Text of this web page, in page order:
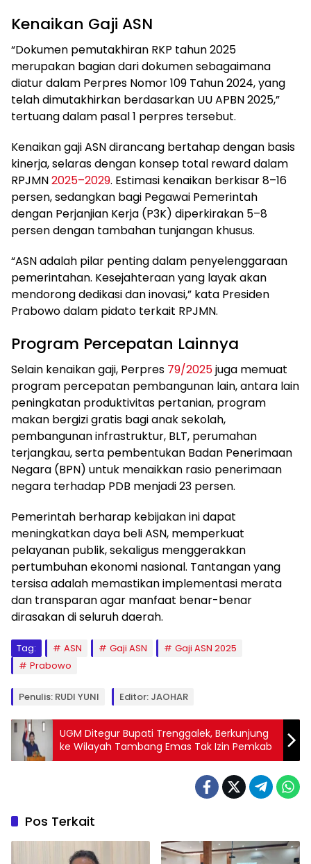
Kenaikan Gaji ASN
“Dokumen pemutakhiran RKP tahun 2025
merupakan bagian dari dokumen sebagaimana
diatur dalam Perpres Nomor 109 Tahun 2024, yang
telah dimutakhirkan berdasarkan UU APBN 2025,”
tertuang dalam pasal 1 perpres tersebut.
Kenaikan gaji ASN dirancang bertahap dengan basis
kinerja, selaras dengan konsep total reward dalam
RPJMN2025–2029. Estimasi kenaikan berkisar 8–16
persen, sedangkan bagi Pegawai Pemerintah
dengan Perjanjian Kerja (P3K) diperkirakan 5–8
persen dengan tambahan tunjangan khusus.
“ASN adalah pilar penting dalam penyelenggaraan
pemerintahan. Kesejahteraan yang layak akan
mendorong dedikasi dan inovasi,” kata Presiden
Prabowo dalam pidato terkait RPJMN.
Program Percepatan Lainnya
Selain kenaikan gaji, Perpres 79/2025juga memuat
program percepatan pembangunan lain, antara lain
peningkatan produktivitas pertanian, program
makan bergizi gratis bagi anak sekolah,
pembangunan infrastruktur, BLT, perumahan
terjangkau, serta pembentukan Badan Penerimaan
Negara (BPN) untuk menaikkan rasio penerimaan
negara terhadap PDB menjadi 23 persen.
Pemerintah berharap kebijakan ini dapat
meningkatkan daya beli ASN, memperkuat
pelayanan publik, sekaligus menggerakkan
pertumbuhan ekonomi nasional. Tantangan yang
tersisa adalah memastikan implementasi merata
dan transparan agar manfaat benar-benar
dirasakan di seluruh daerah.
Tag: ASN Gaji ASN
Gaji ASN 2025
Prabowo
Penulis: RUDI YUNI Editor: JAOHAR
UGM Ditegur Bupati Trenggalek, Berkunjung
ke Wilayah Tambang Emas Tak Izin Pemkab
Pos Terkait